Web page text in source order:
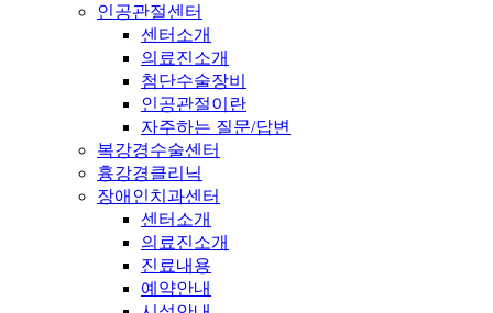
인공관절센터
센터소개
의료진소개
첨단수술장비
인공관절이란
자주하는 질문/답변
복강경수술센터
흉강경클리닉
장애인치과센터
센터소개
의료진소개
진료내용
예약안내